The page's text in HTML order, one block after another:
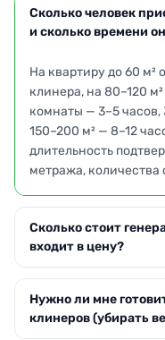
Сколько человек
и сколько времени
На квартиру до 60 м²
клинера, на 80–120
комнаты — 3–5
150–200 м² — 8–12
длительность
метража, количества
Сколько стоит
входит в цену?
выезд — от 7 500 ₽. В
влажная уборка всех
Нужно ли мне
клинеров (убирать